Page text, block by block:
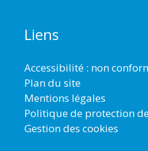
Liens
Accessibilité : non
Plan du site
Mentions légales
Politique de protection
Gestion des cookies